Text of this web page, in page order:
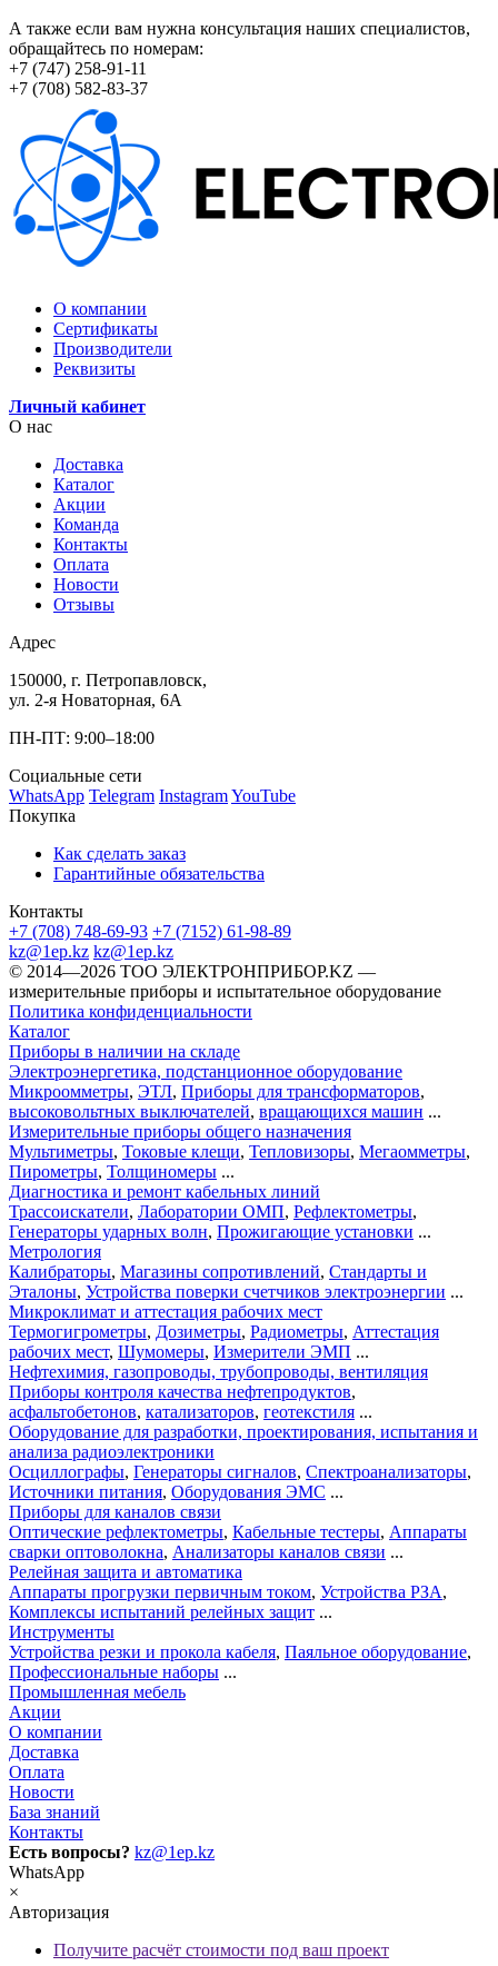
А также если вам нужна консультация наших специалистов,
обращайтесь по номерам:
+7 (747) 258-91-11
+7 (708) 582-83-37
О компании
Сертификаты
Производители
Реквизиты
Личный кабинет
О нас
Доставка
Каталог
Акции
Команда
Контакты
Оплата
Новости
Отзывы
Адрес
150000, г. Петропавловск,
ул. 2-я Новаторная, 6А
ПН-ПТ: 9:00–18:00
Социальные сети
WhatsApp Telegram InstagramYouTube
Покупка
Как сделать заказ
Гарантийные обязательства
Контакты
+7 (708) 748-69-93 +7 (7152) 61-98-89
kz@1ep.kz kz@1ep.kz
©️ 2014—2026 ТОО ЭЛЕКТРОНПРИБОР.KZ —
измерительные приборы и испытательное оборудование
Политика конфиденциальности
Каталог
Приборы в наличии на складе
Электроэнергетика, подстанционное оборудование
Микроомметры, ЭТЛ, Приборы для трансформаторов,
высоковольтных выключателей, вращающихся машин ...
Измерительные приборы общего назначения
Мультиметры, Токовые клещи, Тепловизоры, Мегаомметры,
Пирометры, Толщиномеры ...
Диагностика и ремонт кабельных линий
Трассоискатели, Лаборатории ОМП, Рефлектометры,
Генераторы ударных волн, Прожигающие установки ...
Метрология
Калибраторы, Магазины сопротивлений, Стандарты и
Эталоны, Устройства поверки счетчиков электроэнергии ...
Микроклимат и аттестация рабочих мест
Термогигрометры, Дозиметры, Радиометры, Аттестация
рабочих мест, Шумомеры, Измерители ЭМП ...
Нефтехимия, газопроводы, трубопроводы, вентиляция
Приборы контроля качества нефтепродуктов,
асфальтобетонов, катализаторов, геотекстиля ...
Оборудование для разработки, проектирования, испытания и
анализа радиоэлектроники
Осциллографы, Генераторы сигналов, Спектроанализаторы,
Источники питания, Оборудования ЭМС ...
Приборы для каналов связи
Оптические рефлектометры, Кабельные тестеры, Аппараты
сварки оптоволокна, Анализаторы каналов связи ...
Релейная защита и автоматика
Аппараты прогрузки первичным током, Устройства РЗА,
Комплексы испытаний релейных защит ...
Инструменты
Устройства резки и прокола кабеля, Паяльное оборудование,
Профессиональные наборы ...
Промышленная мебель
Акции
О компании
Доставка
Оплата
Новости
База знаний
Контакты
Есть вопросы? kz@1ep.kz
WhatsApp
×
Авторизация
Получите расчёт стоимости под ваш проект